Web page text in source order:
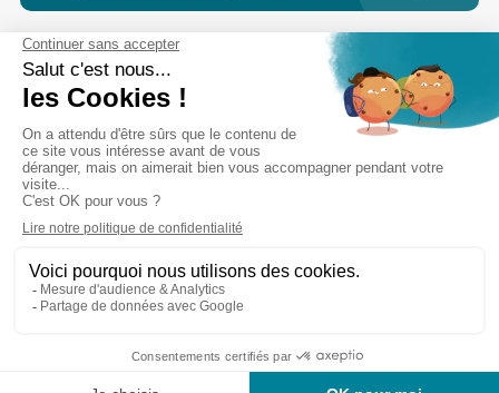
Cabinet d’experts-comptables commissaires aux
Services Secteurs
Recrutement
Actu